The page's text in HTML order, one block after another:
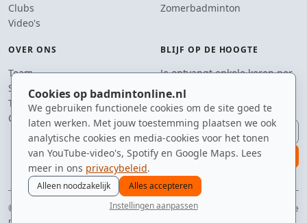
Cookies op badmintonline.nl
We gebruiken functionele cookies om de site goed te
laten werken. Met jouw toestemming plaatsen we ook
analytische cookies en media-cookies voor het tonen
van YouTube-video's, Spotify en Google Maps. Lees
meer in ons privacybeleid.
Alleen noodzakelijk
Alles accepteren
Instellingen aanpassen
Clubs
Video's
Zomerbadminton
OVER ONS
Team
Supporters
Tip de redactie
Contact
BLIJF OP DE HOOGTE
Je ontvangt enkele keren per
jaar een e-mail met het
laatste badmintonnieuws.
E-mailadres
aanmelden
© 2010–2026 badmintonline.nl · jouw dagelijkse dosis badminton-adrenaline
spelers ranglijst zomer